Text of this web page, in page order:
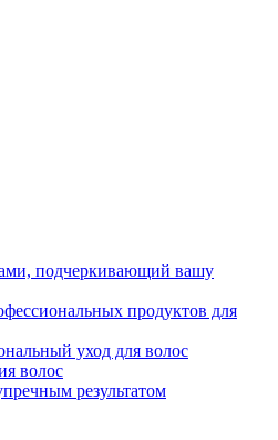
подчеркивающий вашу
продуктов для
уход для волос
волос
результатом